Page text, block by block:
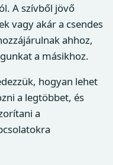
A szívből jövő
vagy akár a csendes
ahhoz,
a másikhoz.
hogyan lehet
a legtöbbet, és
a